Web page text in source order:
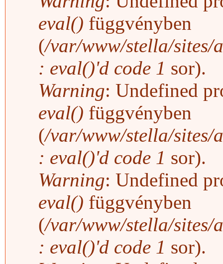
eval() függvényben
(/var/www/stella/sites/
: eval()'d code 1 sor).
Warning: Undefined
eval() függvényben
(/var/www/stella/sites/
: eval()'d code 1 sor).
Warning: Undefined
eval() függvényben
(/var/www/stella/sites/
: eval()'d code 1 sor).